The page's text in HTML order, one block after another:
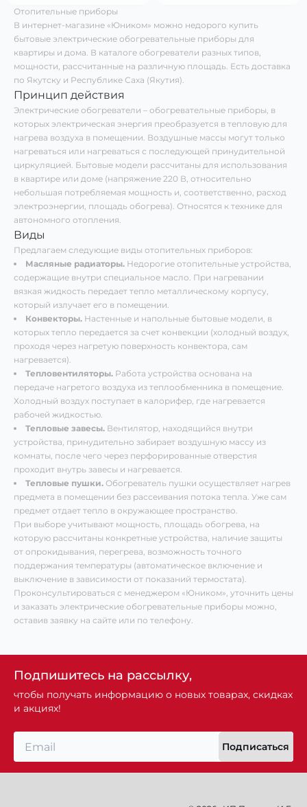
Отопительные приборы
В интернет-магазине «Юником» можно недорого купить
бытовые электрические обогревательные приборы для
квартиры и дома. В каталоге обогреватели разных типов,
мощности, рассчитанные на различную площадь. Есть доставка
по Якутску и Республике Саха (Якутия).
Принцип действия
Электрические обогреватели – обогревательные приборы, в
которых электрическая энергия преобразуется в тепловую для
нагрева воздуха в помещении. Воздушные массы могут только
нагреваться или нагреваться с последующей принудительной
циркуляцией. Бытовые модели рассчитаны для использования
в квартире или доме (напряжение 220 В, относительно
небольшая потребляемая мощность и, соответственно, расход
электроэнергии, площадь обогрева). Относятся к технике для
автономного отопления.
Виды
Предлагаем следующие виды отопительных приборов:
Масляные радиаторы. Недорогие отопительные устройства,
содержащие внутри специальное масло. При нагревании
вязкая жидкость передает тепло металлическому корпусу,
который излучает его в помещении.
Конвекторы. Настенные и напольные бытовые модели, в
которых тепло передается за счет конвекции (холодный воздух,
проходя через нагретую поверхность конвектора, сам
нагревается).
Тепловентиляторы. Работа устройства основана на
передаче нагретого воздуха из теплообменника в помещение.
Холодный воздух поступает в калорифер, где нагревается
рабочей жидкостью.
Тепловые завесы. Вентилятор, находящийся внутри
устройства, принудительно забирает воздушную массу из
комнаты, после чего через перфорированные отверстия
проходит внутрь завесы и нагревается.
Тепловые пушки. Обогреватель пушки осуществляет нагрев
предмета в помещении без рассеивания потока тепла. Уже сам
предмет отдает тепло в окружающее пространство.
При выборе учитывают мощность, площадь обогрева, на
которую рассчитаны конкретные устройства, наличие защиты
от опрокидывания, перегрева, возможность точного
поддержания температуры (автоматическое включение и
выключение в зависимости от показаний термостата).
Проконсультироваться с менеджером «Юником», уточнить цены
и заказать электрические обогревательные приборы можно,
оставив заявку на сайте или по телефону.
Подпишитесь на рассылку,
чтобы получать информацию о новых товарах, скидках
и акциях!
Подписаться